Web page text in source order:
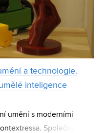
a technologie.
inteligence
umění s moderními
Společný